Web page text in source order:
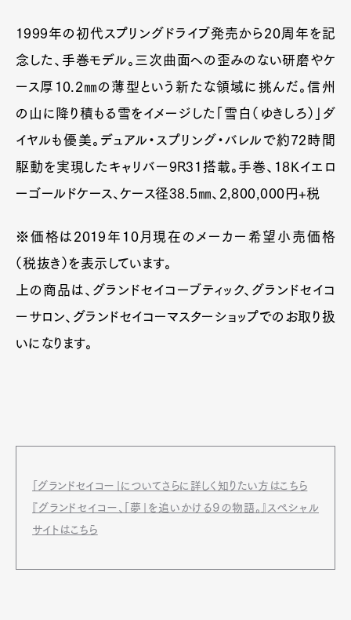
1999年の初代スプリングドライブ発売から20周年を記
念した、手巻モデル。三次曲面への歪みのない研磨やケ
ース厚10.2㎜の薄型という新たな領域に挑んだ。信州
の山に降り積もる雪をイメージした「雪白（ゆきしろ）」ダ
イヤルも優美。デュアル・スプリング・バレルで約72時間
駆動を実現したキャリバー9R31搭載。手巻、18Kイエロ
ーゴールドケース、ケース径38.5㎜、2,800,000円+税
※価格は2019年10月現在のメーカー希望小売価格
（税抜き）を表示しています。
上の商品は、グランドセイコーブティック、グランドセイコ
ーサロン、グランドセイコーマスターショップでのお取り扱
いになります。
「グランドセイコー」についてさらに詳しく知りたい方はこちら
『グランドセイコー、「夢」を追いかける９の物語。』スペシャル
サイトはこちら